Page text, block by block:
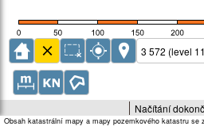
Načítání
Obsah katastrální mapy a mapy pozemkového katastru